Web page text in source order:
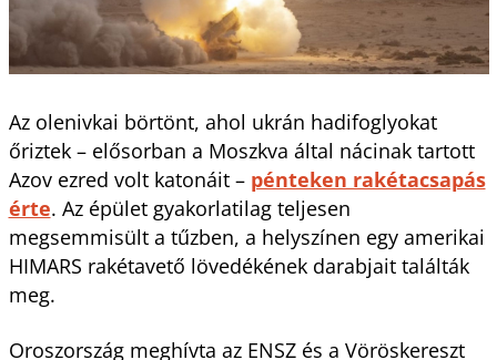
Az olenivkai börtönt, ahol ukrán hadifoglyokat
őriztek – elősorban a Moszkva által nácinak tartott
Azov ezred volt katonáit – pénteken rakétacsapás
érte. Az épület gyakorlatilag teljesen
megsemmisült a tűzben, a helyszínen egy amerikai
HIMARS rakétavető lövedékének darabjait találták
meg.
Oroszország meghívta az ENSZ és a Vöröskereszt